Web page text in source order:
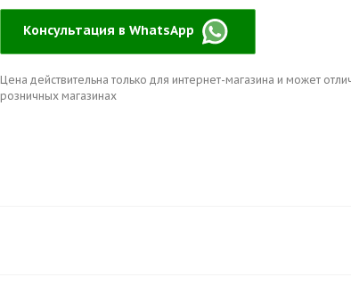
Консультация в WhatsApp
Цена действительна только для интернет-магазина и может
розничных магазинах